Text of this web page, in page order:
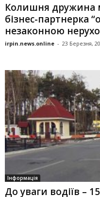
Колишня дружина
бізнес-партнерка
незаконною
irpin.news.online - 23 Березня,
Інформація
До уваги водіїв –